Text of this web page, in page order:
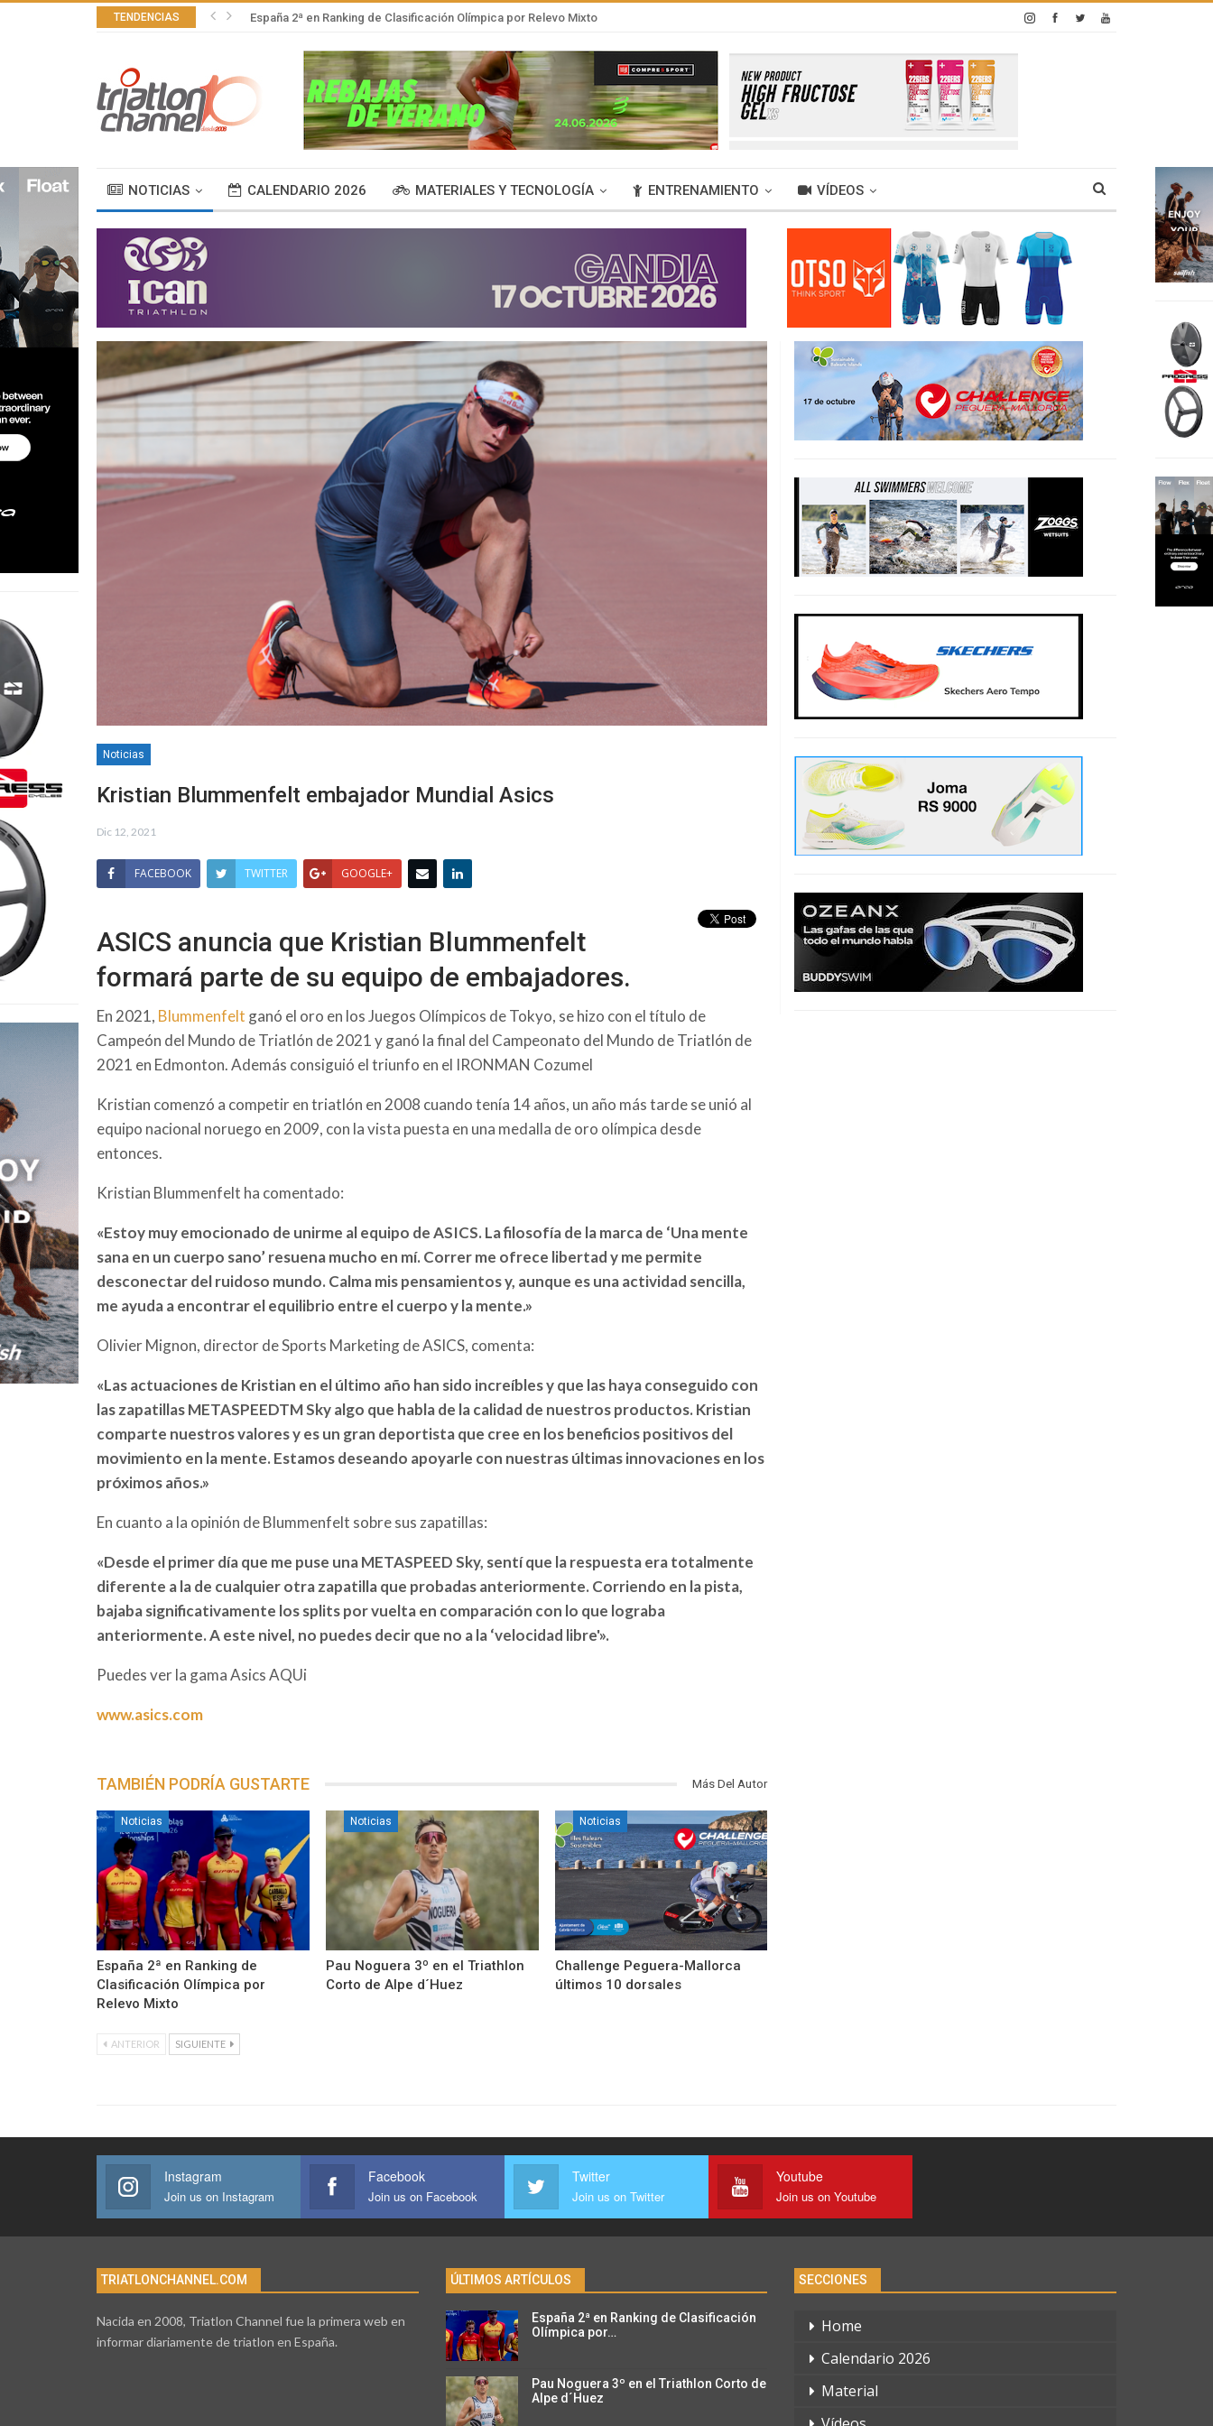
TENDENCIAS España 2ª en Ranking de Clasificación Olímpica por Relevo Mixto
NOTICIAS CALENDARIO 2026 MATERIALES Y TECNOLOGÍA ENTRENAMIENTO VÍDEOS
Noticias
Kristian Blummenfelt embajador Mundial Asics
Dic 12, 2021
FACEBOOK TWITTER GOOGLE+
ASICS anuncia que Kristian Blummenfelt
formará parte de su equipo de embajadores.
En 2021, Blummenfelt ganó el oro en los Juegos Olímpicos de Tokyo, se hizo con el título de
Campeón del Mundo de Triatlón de 2021 y ganó la final del Campeonato del Mundo de Triatlón de
2021 en Edmonton. Además consiguió el triunfo en el IRONMAN Cozumel
Kristian comenzó a competir en triatlón en 2008 cuando tenía 14 años, un año más tarde se unió al
equipo nacional noruego en 2009, con la vista puesta en una medalla de oro olímpica desde
entonces.
Kristian Blummenfelt ha comentado:
«Estoy muy emocionado de unirme al equipo de ASICS. La filosofía de la marca de ‘Una mente
sana en un cuerpo sano’ resuena mucho en mí. Correr me ofrece libertad y me permite
desconectar del ruidoso mundo. Calma mis pensamientos y, aunque es una actividad sencilla,
me ayuda a encontrar el equilibrio entre el cuerpo y la mente.»
Olivier Mignon, director de Sports Marketing de ASICS, comenta:
«Las actuaciones de Kristian en el último año han sido increíbles y que las haya conseguido con
las zapatillas METASPEEDTM Sky algo que habla de la calidad de nuestros productos. Kristian
comparte nuestros valores y es un gran deportista que cree en los beneficios positivos del
movimiento en la mente. Estamos deseando apoyarle con nuestras últimas innovaciones en los
próximos años.»
En cuanto a la opinión de Blummenfelt sobre sus zapatillas:
«Desde el primer día que me puse una METASPEED Sky, sentí que la respuesta era totalmente
diferente a la de cualquier otra zapatilla que probadas anteriormente. Corriendo en la pista,
bajaba significativamente los splits por vuelta en comparación con lo que lograba
anteriormente. A este nivel, no puedes decir que no a la ‘velocidad libre'».
Puedes ver la gama Asics AQUi
www.asics.com
TAMBIÉN PODRÍA GUSTARTE Más Del Autor
Noticias
España 2ª en Ranking de
Clasificación Olímpica por
Relevo Mixto
Noticias
Pau Noguera 3º en el Triathlon
Corto de Alpe d´Huez
Noticias
Challenge Peguera-Mallorca
últimos 10 dorsales
ANTERIOR SIGUIENTE
Instagram
Join us on Instagram
Facebook
Join us on Facebook
Twitter
Join us on Twitter
Youtube
Join us on Youtube
TRIATLONCHANNEL.COM
Nacida en 2008, Triatlon Channel fue la primera web en
informar diariamente de triatlon en España.
ÚLTIMOS ARTÍCULOS
España 2ª en Ranking de Clasificación
Olímpica por…
Pau Noguera 3º en el Triathlon Corto de
Alpe d´Huez
SECCIONES
Home
Calendario 2026
Material